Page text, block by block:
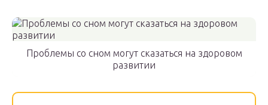
Проблемы со сном могут сказаться на здоровом
развитии